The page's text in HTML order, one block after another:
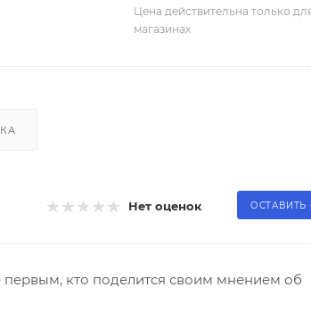
Цена действительна только
магазинах
Нет оценок ОСТАВИТЬ
кто поделится своим мнением об